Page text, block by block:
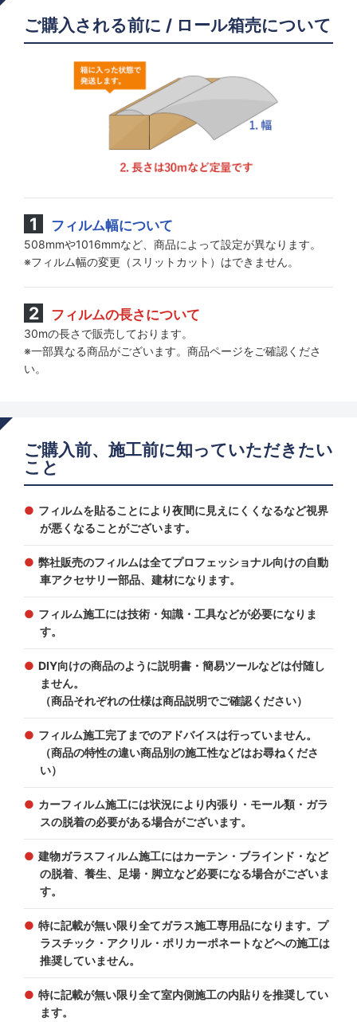
ご購入される前に / ロール箱売について
フィルム幅について
508mmや1016mmなど、商品によって設定が異なります。
※フィルム幅の変更（スリットカット）はできません。
フィルムの長さについて
30mの長さで販売しております。
※一部異なる商品がございます。商品ページをご確認くださ
い。
ご購入前、施工前に知っていただきたい
こと
フィルムを貼ることにより夜間に見えにくくなるなど視界
が悪くなることがございます。
弊社販売のフィルムは全てプロフェッショナル向けの自動
車アクセサリー部品、建材になります。
フィルム施工には技術・知識・工具などが必要になりま
す。
DIY向けの商品のように説明書・簡易ツールなどは付随し
ません。
（商品それぞれの仕様は商品説明でご確認ください）
フィルム施工完了までのアドバイスは行っていません。
（商品の特性の違い商品別の施工性などはお尋ねくださ
い）
カーフィルム施工には状況により内張り・モール類・ガラ
スの脱着の必要がある場合がございます。
建物ガラスフィルム施工にはカーテン・ブラインド・など
の脱着、養生、足場・脚立など必要になる場合がございま
す。
特に記載が無い限り全てガラス施工専用品になります。プ
ラスチック・アクリル・ポリカーポネートなどへの施工は
推奨していません。
特に記載が無い限り全て室内側施工の内貼りを推奨してい
ます。